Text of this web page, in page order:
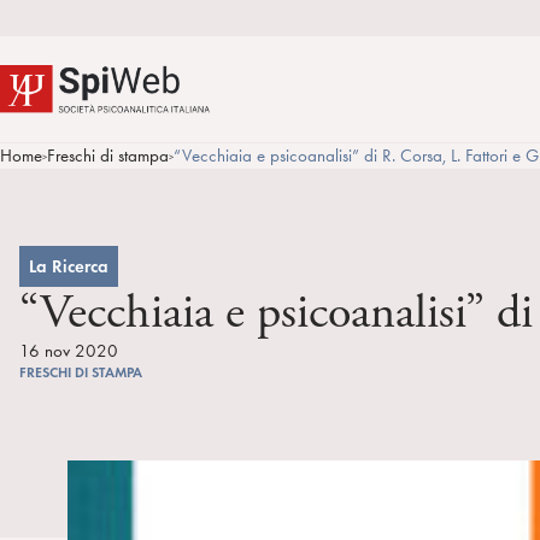
Home>Freschi di stampa>“Vecchiaia e psicoanalisi” di R. Corsa, L. Fattori e
La Ricerca
“Vecchiaia e psicoanalisi”
16 nov 2020
FRESCHI DI STAMPA